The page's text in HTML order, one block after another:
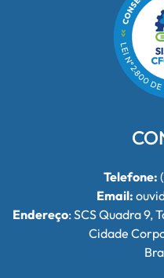
Telefone:
Email:
Endereço: SCS Quadra 9,
Cidade